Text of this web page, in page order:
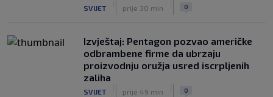
SVIJET prije 30 min 0
Izvještaj: Pentagon pozvao američke
odbrambene firme da ubrzaju
proizvodnju oružja usred iscrpljenih
zaliha
SVIJET prije 49 min 0